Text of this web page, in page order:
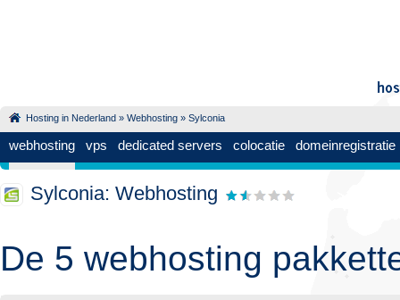
Hosting in Nederland » Webhosting » Sylconia
webhosting vps dedicated servers colocatie domeinregistratie
Sylconia: Webhosting
De 5 webhosting